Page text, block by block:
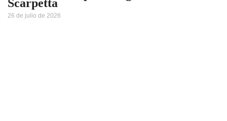
Scarpetta
26 de julio de 2026